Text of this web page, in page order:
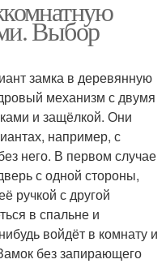
Выбор
замка в деревянную
механизм с двумя
и защёлкой. Они
например, с
него. В первом случае
с одной стороны,
ручкой с другой
в спальне и
войдёт в комнату и
без запирающего